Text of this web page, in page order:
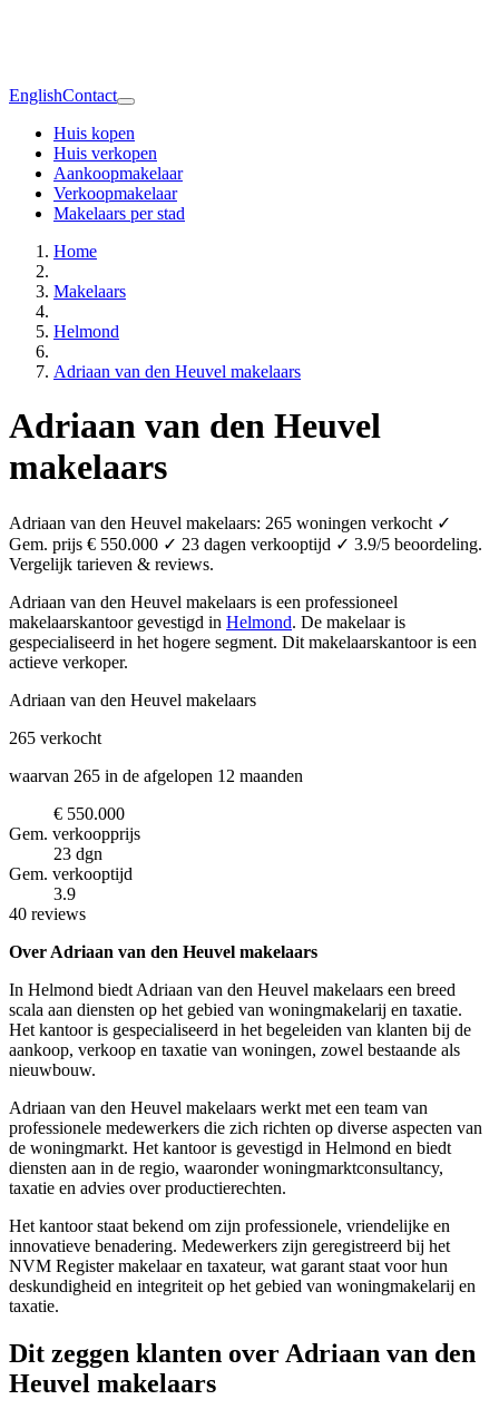
EnglishContact
Huis kopen
Huis verkopen
Aankoopmakelaar
Verkoopmakelaar
Makelaars per stad
Home
Makelaars
Helmond
Adriaan van den Heuvel makelaars
Adriaan van den Heuvel
makelaars
Adriaan van den Heuvel makelaars: 265 woningen verkocht ✓
Gem. prijs € 550.000 ✓ 23 dagen verkooptijd ✓ 3.9/5 beoordeling.
Vergelijk tarieven & reviews.
Adriaan van den Heuvel makelaars is een professioneel
makelaarskantoor gevestigd in Helmond. De makelaar is
gespecialiseerd in het hogere segment. Dit makelaarskantoor is een
actieve verkoper.
Adriaan van den Heuvel makelaars
265 verkocht
waarvan 265 in de afgelopen 12 maanden
€ 550.000
Gem. verkoopprijs
23 dgn
Gem. verkooptijd
3.9
40 reviews
Over Adriaan van den Heuvel makelaars
In Helmond biedt Adriaan van den Heuvel makelaars een breed
scala aan diensten op het gebied van woningmakelarij en taxatie.
Het kantoor is gespecialiseerd in het begeleiden van klanten bij de
aankoop, verkoop en taxatie van woningen, zowel bestaande als
nieuwbouw.
Adriaan van den Heuvel makelaars werkt met een team van
professionele medewerkers die zich richten op diverse aspecten van
de woningmarkt. Het kantoor is gevestigd in Helmond en biedt
diensten aan in de regio, waaronder woningmarktconsultancy,
taxatie en advies over productierechten.
Het kantoor staat bekend om zijn professionele, vriendelijke en
innovatieve benadering. Medewerkers zijn geregistreerd bij het
NVM Register makelaar en taxateur, wat garant staat voor hun
deskundigheid en integriteit op het gebied van woningmakelarij en
taxatie.
Dit zeggen klanten over Adriaan van den
Heuvel makelaars